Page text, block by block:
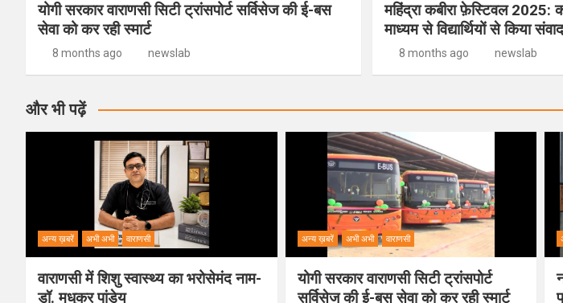
योगी सरकार वाराणसी सिटी ट्रांसपोर्ट सर्विसेज की ई-बस
सेवा को कर रही स्मार्ट
8 months ago newslab
महिंद्रा कबीरा फ़ेस्टिवल
माध्यम से विद्यार्थियों से किया
8 months ago newslab
और भी पढ़ें
अन्य ख़बरें अभी अभी वाराणसी
वाराणसी में शिशु स्वास्थ्य का भरोसेमंद नाम-
डॉ. मधुकर पांडेय
अन्य ख़बरें अभी अभी वाराणसी
योगी सरकार वाराणसी सिटी ट्रांसपोर्ट
सर्विसेज की ई-बस सेवा को कर रही स्मार्ट